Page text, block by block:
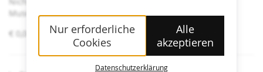
Museum erhältlich.
von
€ 0,00 – € 16,00Nur erforderliche
Cookies
Alle
akzeptieren
Datenschutzerklärung